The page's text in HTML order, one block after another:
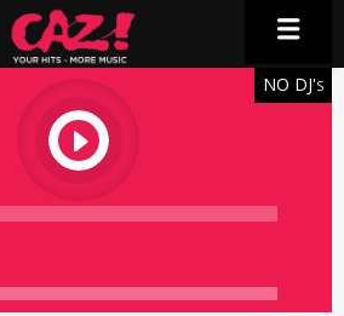
play
NO DJ'S